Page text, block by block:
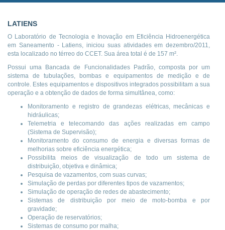
LATIENS
O Laboratório de Tecnologia e Inovação em Eficiência Hidroenergética
em Saneamento - Latiens, iniciou suas atividades em dezembro/2011,
esta localizado no térreo do CCET. Sua área total é de 157 m².
Possui uma Bancada de Funcionalidades Padrão, composta por um
sistema de tubulações, bombas e equipamentos de medição e de
controle. Estes equipamentos e dispositivos integrados possibilitam a sua
operação e a obtenção de dados de forma simultânea, como:
Monitoramento e registro de grandezas elétricas, mecânicas e
hidráulicas;
Telemetria e telecomando das ações realizadas em campo
(Sistema de Supervisão);
Monitoramento do consumo de energia e diversas formas de
melhorias sobre eficiência energética;
Possibilita meios de visualização de todo um sistema de
distribuição, objetiva e dinâmica;
Pesquisa de vazamentos, com suas curvas;
Simulação de perdas por diferentes tipos de vazamentos;
Simulação de operação de redes de abastecimento;
Sistemas de distribuição por meio de moto-bomba e por
gravidade;
Operação de reservatórios;
Sistemas de consumo por malha;